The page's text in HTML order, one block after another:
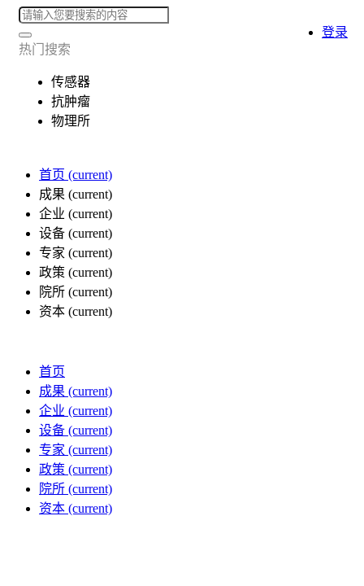
热门搜索
传感器
抗肿瘤
物理所
首页 (current)
成果 (current)
企业 (current)
设备 (current)
专家 (current)
政策 (current)
院所 (current)
资本 (current)
登录
首页
成果 (current)
企业 (current)
设备 (current)
专家 (current)
政策 (current)
院所 (current)
资本 (current)